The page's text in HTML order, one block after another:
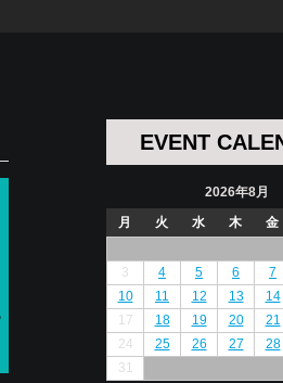
EVENT
2026年8月
月
火 水 木 金
3
4 5 6 7
10
11 12 13 14
17
18 19 20 21
24
25 26 27 28
31